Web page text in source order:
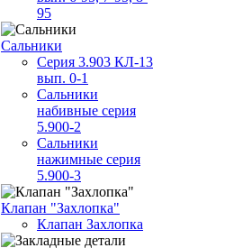
95
Сальники
Серия 3.903 КЛ-13
вып. 0-1
Сальники
набивные серия
5.900-2
Сальники
нажимные серия
5.900-3
Клапан "Захлопка"
Клапан Захлопка